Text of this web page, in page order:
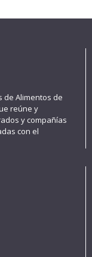
de Alimentos de
reúne y
y compañías
con el